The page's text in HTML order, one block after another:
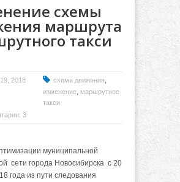
схемы
маршрута
такси
2018 схема движения
изменение маршрутное
такси
3
муниципальной
сети города Новосибирска с 20
года из пути следования